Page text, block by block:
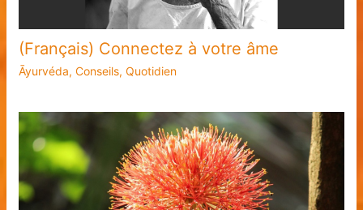
(Français) Connectez à votre âme
Āyurvéda, Conseils, Quotidien